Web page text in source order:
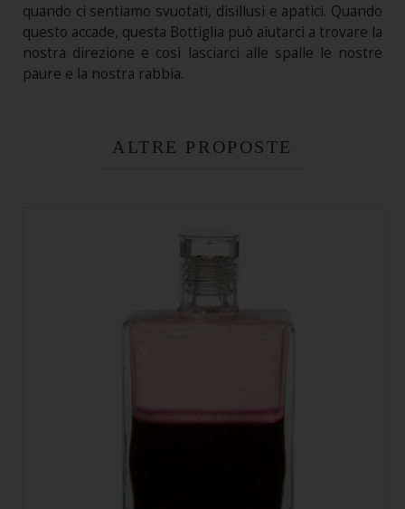
quando ci sentiamo svuotati, disillusi e apatici. Quando
questo accade, questa Bottiglia può aiutarci a trovare la
nostra direzione e così lasciarci alle spalle le nostre
paure e la nostra rabbia.
ALTRE PROPOSTE